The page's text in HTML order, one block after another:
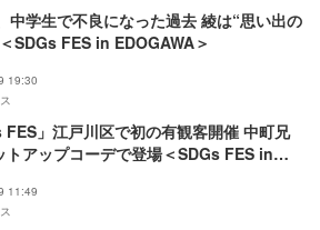
中学生で不良になった過去 綾は“思い出の
SDGs FES in EDOGAWA＞
19:30
FES」江戸川区で初の有観客開催 中町兄
トアップコーデで登場＜SDGs FES in
11:49